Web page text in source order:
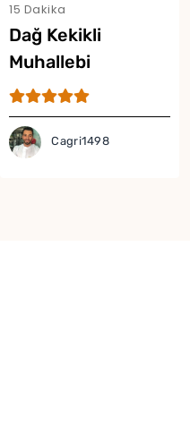
15 Dakika
Dağ Kekikli
Muhallebi
Cagri1498